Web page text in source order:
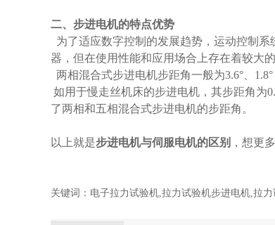
二、步进电机的特点优势
为了适应数字控制的发展趋势，运动控制
器，但在使用性能和应用场合上存在着较大
两相混合式步进电机步距角一般为3.6°、
如用于慢走丝机床的步进电机，其步距角为
了两相和五相混合式步进电机的步距角。
以上就是步进电机与伺服电机的区别 ，想更
关键词：电子拉力试验机,拉力试验机步进电机,拉